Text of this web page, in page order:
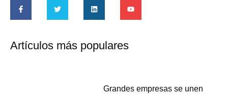
Artículos más populares
Grandes empresas se unen